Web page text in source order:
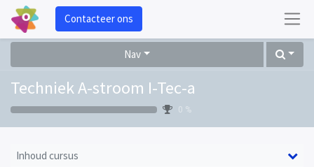
Contacteer ons
Nav
Techniek A-stroom I-Tec-a
0 %
Inhoud cursus